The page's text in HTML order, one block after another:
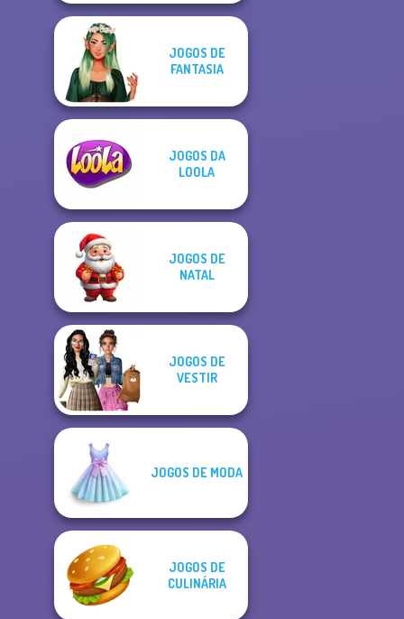
JOGOS DE
FANTASIA
JOGOS DA
LOOLA
JOGOS DE
NATAL
JOGOS DE
VESTIR
JOGOS DE MODA
JOGOS DE
CULINÁRIA